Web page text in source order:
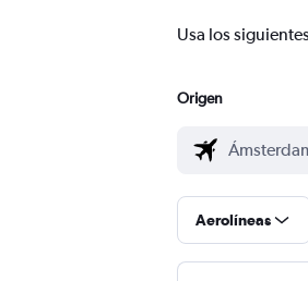
Usa los
Origen
Aerolíneas